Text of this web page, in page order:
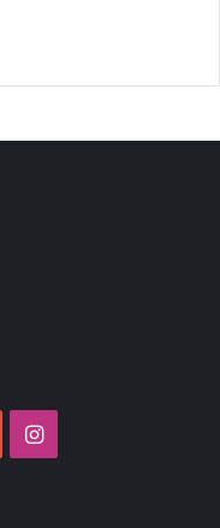
YouTubeInstagram